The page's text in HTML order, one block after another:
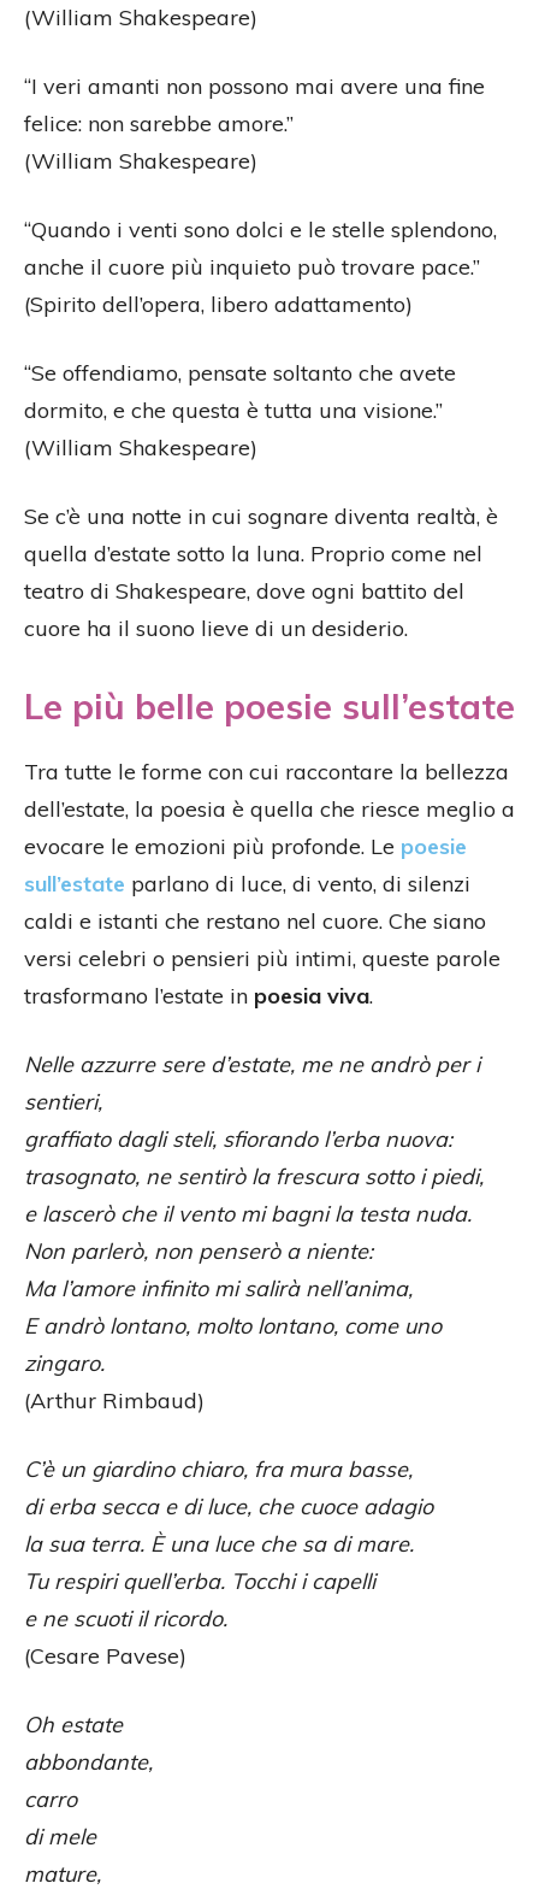
(William Shakespeare)
“I veri amanti non possono mai avere una fine
felice: non sarebbe amore.”
(William Shakespeare)
“Quando i venti sono dolci e le stelle splendono,
anche il cuore più inquieto può trovare pace.”
(Spirito dell’opera, libero adattamento)
“Se offendiamo, pensate soltanto che avete
dormito, e che questa è tutta una visione.”
(William Shakespeare)
Se c’è una notte in cui sognare diventa realtà, è
quella d’estate sotto la luna. Proprio come nel
teatro di Shakespeare, dove ogni battito del
cuore ha il suono lieve di un desiderio.
Le più belle poesie sull’estate
Tra tutte le forme con cui raccontare la bellezza
dell’estate, la poesia è quella che riesce meglio a
evocare le emozioni più profonde. Le poesie
sull’estate parlano di luce, di vento, di silenzi
caldi e istanti che restano nel cuore. Che siano
versi celebri o pensieri più intimi, queste parole
trasformano l’estate in poesia viva.
Nelle azzurre sere d’estate, me ne andrò per i
sentieri,
graffiato dagli steli, sfiorando l’erba nuova:
trasognato, ne sentirò la frescura sotto i piedi,
e lascerò che il vento mi bagni la testa nuda.
Non parlerò, non penserò a niente:
Ma l’amore infinito mi salirà nell’anima,
E andrò lontano, molto lontano, come uno
zingaro.
(Arthur Rimbaud)
C’è un giardino chiaro, fra mura basse,
di erba secca e di luce, che cuoce adagio
la sua terra. È una luce che sa di mare.
Tu respiri quell’erba. Tocchi i capelli
e ne scuoti il ricordo.
(Cesare Pavese)
Oh estate
abbondante,
carro
di mele
mature,